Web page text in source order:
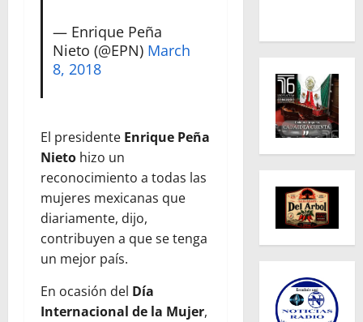
— Enrique Peña
Nieto (@EPN) March
8, 2018
El presidente Enrique Peña
Nieto hizo un
reconocimiento a todas las
mujeres mexicanas que
diariamente, dijo,
contribuyen a que se tenga
un mejor país.
En ocasión del Día
Internacional de la Mujer,